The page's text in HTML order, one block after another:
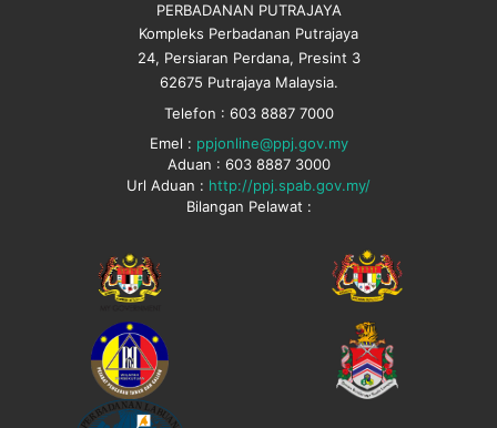
PERBADANAN PUTRAJAYA
Kompleks Perbadanan Putrajaya
24, Persiaran Perdana, Presint 3
62675 Putrajaya Malaysia.
Telefon : 603 8887 7000
Emel : ppjonline@ppj.gov.my
Aduan : 603 8887 3000
Url Aduan : http://ppj.spab.gov.my/
Bilangan Pelawat :